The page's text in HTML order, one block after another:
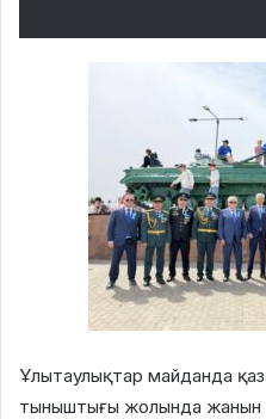
Ұлытаулықтар майданда
тыныштығы жолында жанын